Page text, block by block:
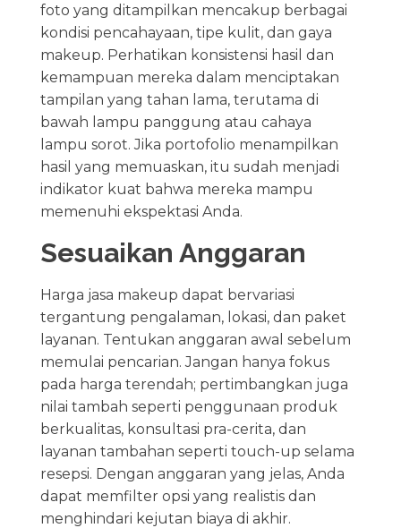
foto yang ditampilkan mencakup berbagai
kondisi pencahayaan, tipe kulit, dan gaya
makeup. Perhatikan konsistensi hasil dan
kemampuan mereka dalam menciptakan
tampilan yang tahan lama, terutama di
bawah lampu panggung atau cahaya
lampu sorot. Jika portofolio menampilkan
hasil yang memuaskan, itu sudah menjadi
indikator kuat bahwa mereka mampu
memenuhi ekspektasi Anda.
Sesuaikan Anggaran
Harga jasa makeup dapat bervariasi
tergantung pengalaman, lokasi, dan paket
layanan. Tentukan anggaran awal sebelum
memulai pencarian. Jangan hanya fokus
pada harga terendah; pertimbangkan juga
nilai tambah seperti penggunaan produk
berkualitas, konsultasi pra-cerita, dan
layanan tambahan seperti touch-up selama
resepsi. Dengan anggaran yang jelas, Anda
dapat memfilter opsi yang realistis dan
menghindari kejutan biaya di akhir.